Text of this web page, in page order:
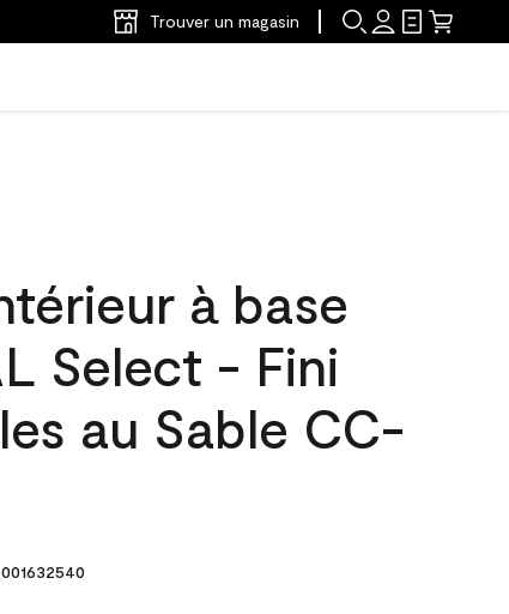
Trouver un magasin
à base
Select - Fini
au Sable CC-